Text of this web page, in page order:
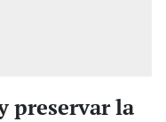
preservar la